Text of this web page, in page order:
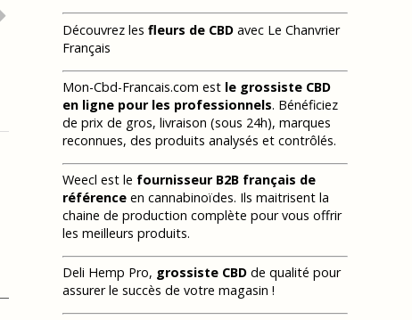
Découvrez les fleurs de CBD avec Le Chanvrier
Français
Mon-Cbd-Francais.com est le grossiste CBD
en ligne pour les professionnels. Bénéficiez
de prix de gros, livraison (sous 24h), marques
reconnues, des produits analysés et contrôlés.
Weecl est le fournisseur B2B français de
référence en cannabinoïdes. Ils maitrisent la
chaine de production complète pour vous offrir
les meilleurs produits.
Deli Hemp Pro, grossiste CBD de qualité pour
assurer le succès de votre magasin !